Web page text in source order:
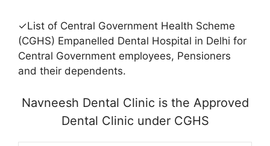
✓List of Central Government Health Scheme
(CGHS) Empanelled Dental Hospital in Delhi for
Central Government employees, Pensioners
and their dependents.
Navneesh Dental Clinic is the Approved
Dental Clinic under CGHS